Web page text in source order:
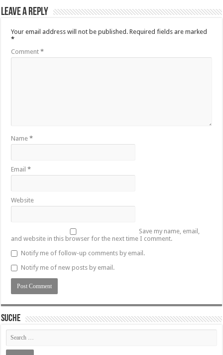
Leave a Reply
Your email address will not be published. Required fields are marked
*
Comment*
Name*
Email*
Website
Save my name, email,
and website in this browser for the next time I comment.
Notify me of follow-up comments by email.
Notify me of new posts by email.
SUCHE